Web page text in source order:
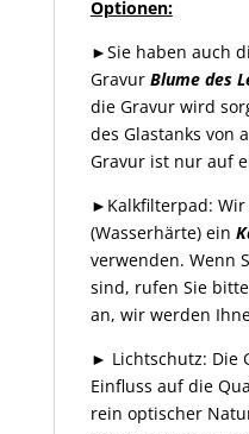
Optionen:
►Sie haben auch
Gravur Blume des
die Gravur wird
des Glastanks von
Gravur ist nur auf
►Kalkfilterpad: Wir
(Wasserhärte) ein
verwenden. Wenn
sind, rufen Sie
an, wir werden
► Lichtschutz: Die
Einfluss auf die
rein optischer